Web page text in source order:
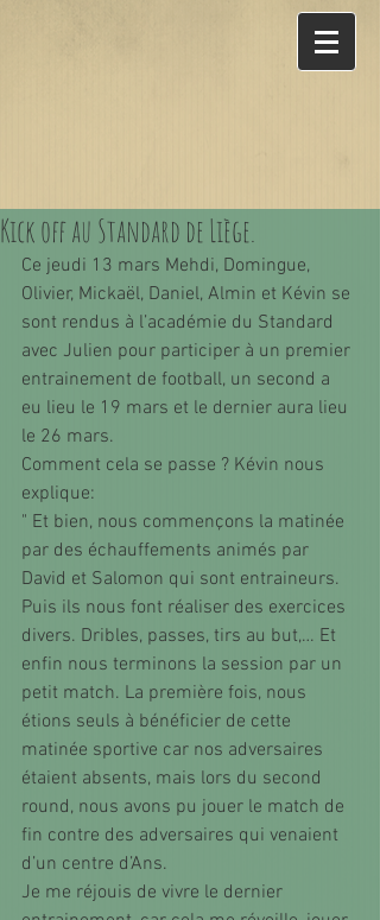
Kick off au Standard de Liège.
Ce jeudi 13 mars Mehdi, Domingue,
Olivier, Mickaël, Daniel, Almin et Kévin se
sont rendus à l’académie du Standard
avec Julien pour participer à un premier
entrainement de football, un second a
eu lieu le 19 mars et le dernier aura lieu
le 26 mars.
Comment cela se passe ? Kévin nous
explique:
" Et bien, nous commençons la matinée
par des échauffements animés par
David et Salomon qui sont entraineurs.
Puis ils nous font réaliser des exercices
divers. Dribles, passes, tirs au but,… Et
enfin nous terminons la session par un
petit match. La première fois, nous
étions seuls à bénéficier de cette
matinée sportive car nos adversaires
étaient absents, mais lors du second
round, nous avons pu jouer le match de
fin contre des adversaires qui venaient
d’un centre d’Ans.
Je me réjouis de vivre le dernier